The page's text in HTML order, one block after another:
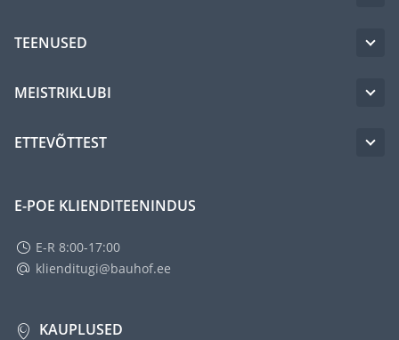
TEENUSED
MEISTRIKLUBI
ETTEVÕTTEST
E-POE KLIENDITEENINDUS
E-R 8:00-17:00
klienditugi@bauhof.ee
KAUPLUSED